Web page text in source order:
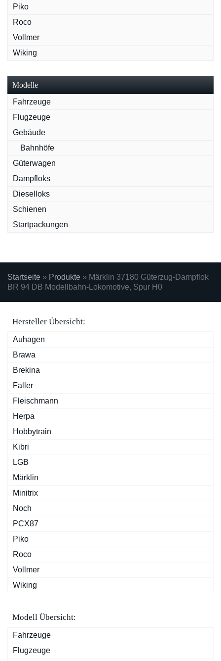
Piko
Roco
Vollmer
Wiking
Modelle
Fahrzeuge
Flugzeuge
Gebäude
Bahnhöfe
Güterwagen
Dampfloks
Dieselloks
Schienen
Startpackungen
Startseite » Produkte » Märklin 37180 Güterzug-Dampflok
BR 94 DB Modellbahn-Lokomotive, Spur H0
Hersteller Übersicht:
Auhagen
Brawa
Brekina
Faller
Fleischmann
Herpa
Hobbytrain
Kibri
LGB
Märklin
Minitrix
Noch
PCX87
Piko
Roco
Vollmer
Wiking
Modell Übersicht:
Fahrzeuge
Flugzeuge